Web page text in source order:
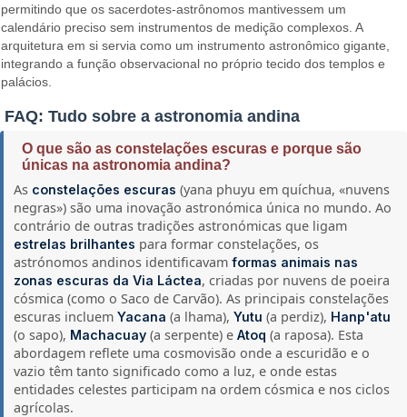
permitindo que os sacerdotes-astrônomos mantivessem um
calendário preciso sem instrumentos de medição complexos. A
arquitetura em si servia como um instrumento astronômico gigante,
integrando a função observacional no próprio tecido dos templos e
palácios.
FAQ: Tudo sobre a astronomia andina
O que são as constelações escuras e porque são
únicas na astronomia andina?
As constelações escuras (yana phuyu em quíchua, «nuvens
negras») são uma inovação astronómica única no mundo. Ao
contrário de outras tradições astronómicas que ligam
estrelas brilhantes para formar constelações, os
astrónomos andinos identificavamformas animais nas
zonas escuras da Via Láctea, criadas por nuvens de poeira
cósmica (como o Saco de Carvão). As principais constelações
escuras incluemYacana (a lhama),Yutu (a perdiz), Hanp'atu
(o sapo), Machacuay (a serpente) eAtoq (a raposa). Esta
abordagem reflete uma cosmovisão onde a escuridão e o
vazio têm tanto significado como a luz, e onde estas
entidades celestes participam na ordem cósmica e nos ciclos
agrícolas.